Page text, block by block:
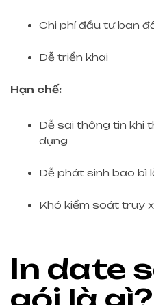
Chi phí đầu tư ban
Dễ triển khai
Hạn chế:
Dễ sai thông tin khi
dụng
Dễ phát sinh bao bì
Khó kiểm soát truy
In date